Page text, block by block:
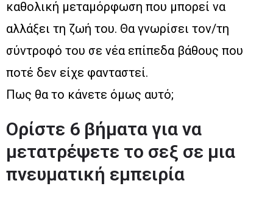
καθολική μεταμόρφωση που μπορεί να
αλλάξει τη ζωή του. Θα γνωρίσει τον/τη
σύντροφό του σε νέα επίπεδα βάθους που
ποτέ δεν είχε φανταστεί.
Πως θα το κάνετε όμως αυτό;
Ορίστε 6 βήματα για να
μετατρέψετε το σεξ σε μια
πνευματική εμπειρία